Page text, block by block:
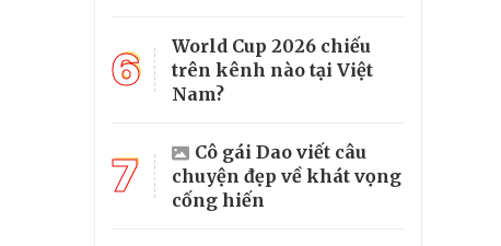
6
World Cup 2026 chiếu
trên kênh nào tại Việt
Nam?
7
Cô gái Dao viết câu
chuyện đẹp về khát vọng
cống hiến